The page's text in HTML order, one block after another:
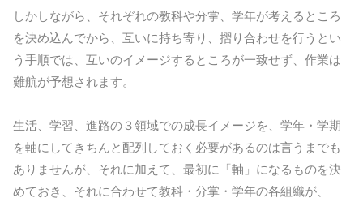
しかしながら、それぞれの教科や分掌、学年が考えるところ
を決め込んでから、互いに持ち寄り、摺り合わせを行うとい
う手順では、互いのイメージするところが一致せず、作業は
難航が予想されます。
生活、学習、進路の３領域での成長イメージを、学年・学期
を軸にしてきちんと配列しておく必要があるのは言うまでも
ありませんが、それに加えて、最初に「軸」になるものを決
めておき、それに合わせて教科・分掌・学年の各組織が、